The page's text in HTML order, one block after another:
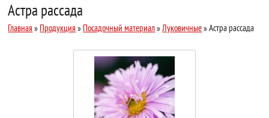
Астра рассада
Главная » Продукция » Посадочный материал» Луковичные» Астра рассада